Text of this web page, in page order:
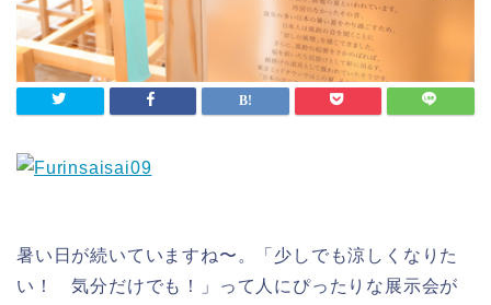
暑い日が続いていますね〜。「少しでも涼しくなりた
い！ 気分だけでも！」って人にぴったりな展示会が